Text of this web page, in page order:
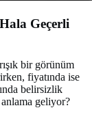
Geçerli
bir görünüm
fiyatında ise
belirsizlik
geliyor?